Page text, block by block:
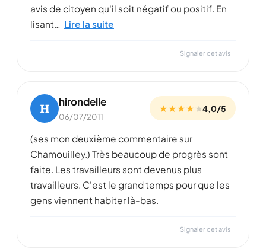
avis de citoyen qu'il soit négatif ou positif. En
lisant… Lire la suite
Signaler cet avis
H hirondelle
06/07/2011
★ ★ ★ ★★4,0/5
(ses mon deuxième commentaire sur
Chamouilley.) Très beaucoup de progrès sont
faite. Les travailleurs sont devenus plus
travailleurs. C'est le grand temps pour que les
gens viennent habiter là-bas.
Signaler cet avis